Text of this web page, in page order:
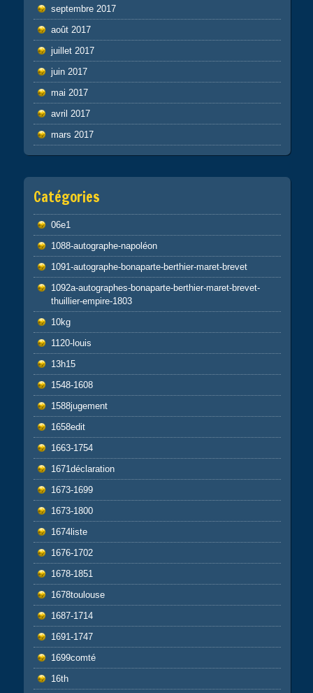
septembre 2017
août 2017
juillet 2017
juin 2017
mai 2017
avril 2017
mars 2017
Catégories
06e1
1088-autographe-napoléon
1091-autographe-bonaparte-berthier-maret-brevet
1092a-autographes-bonaparte-berthier-maret-brevet-
thuillier-empire-1803
10kg
1120-louis
13h15
1548-1608
1588jugement
1658edit
1663-1754
1671déclaration
1673-1699
1673-1800
1674liste
1676-1702
1678-1851
1678toulouse
1687-1714
1691-1747
1699comté
16th